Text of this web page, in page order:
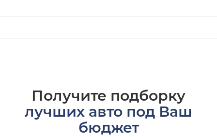
Получите подборку
лучших авто под Ваш
бюджет